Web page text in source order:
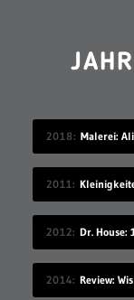
2018 Malerei:
2011
2012 Dr. House:
2014 Review: